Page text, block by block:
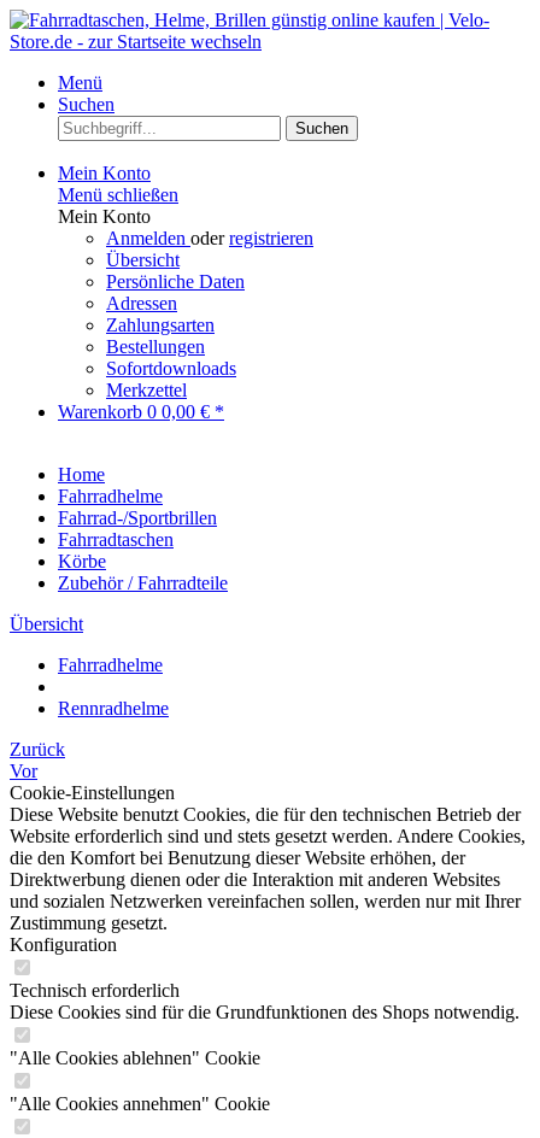
Menü
Suchen
Suchen
Mein Konto
Menü schließen
Mein Konto
Anmelden oderregistrieren
Übersicht
Persönliche Daten
Adressen
Zahlungsarten
Bestellungen
Sofortdownloads
Merkzettel
Warenkorb 0 0,00 € *
Home
Fahrradhelme
Fahrrad-/Sportbrillen
Fahrradtaschen
Körbe
Zubehör / Fahrradteile
Übersicht
Fahrradhelme
Rennradhelme
Zurück
Vor
Cookie-Einstellungen
Diese Website benutzt Cookies, die für den technischen Betrieb der
Website erforderlich sind und stets gesetzt werden. Andere Cookies,
die den Komfort bei Benutzung dieser Website erhöhen, der
Direktwerbung dienen oder die Interaktion mit anderen Websites
und sozialen Netzwerken vereinfachen sollen, werden nur mit Ihrer
Zustimmung gesetzt.
Konfiguration
Technisch erforderlich
Diese Cookies sind für die Grundfunktionen des Shops notwendig.
"Alle Cookies ablehnen" Cookie
"Alle Cookies annehmen" Cookie